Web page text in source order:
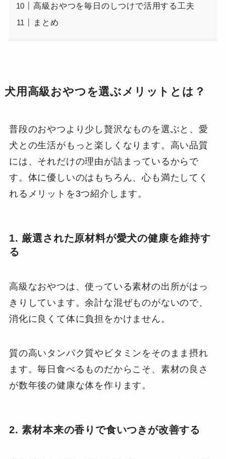
高級おやつを毎日のしつけで活用する工夫
まとめ
犬用高級おやつを選ぶメリットとは？
普段のおやつより少し贅沢なものを選ぶと、愛
犬との生活がもっと楽しくなります。高い品質
には、それだけの理由が詰まっているからで
す。体に優しいのはもちろん、心も満たしてく
れるメリットを3つ紹介します。
1. 厳選された原材料が愛犬の健康を維持す
る
高級なおやつは、使っている素材の出所がはっ
きりしています。余計な混ぜものがないので、
消化に良くて体に負担をかけません。
質の高いタンパク質やビタミンをそのまま摂れ
ます。毎日食べるものだからこそ、素材の良さ
が数年後の健康な体を作ります。
2. 素材本来の香りで食いつきが改善する